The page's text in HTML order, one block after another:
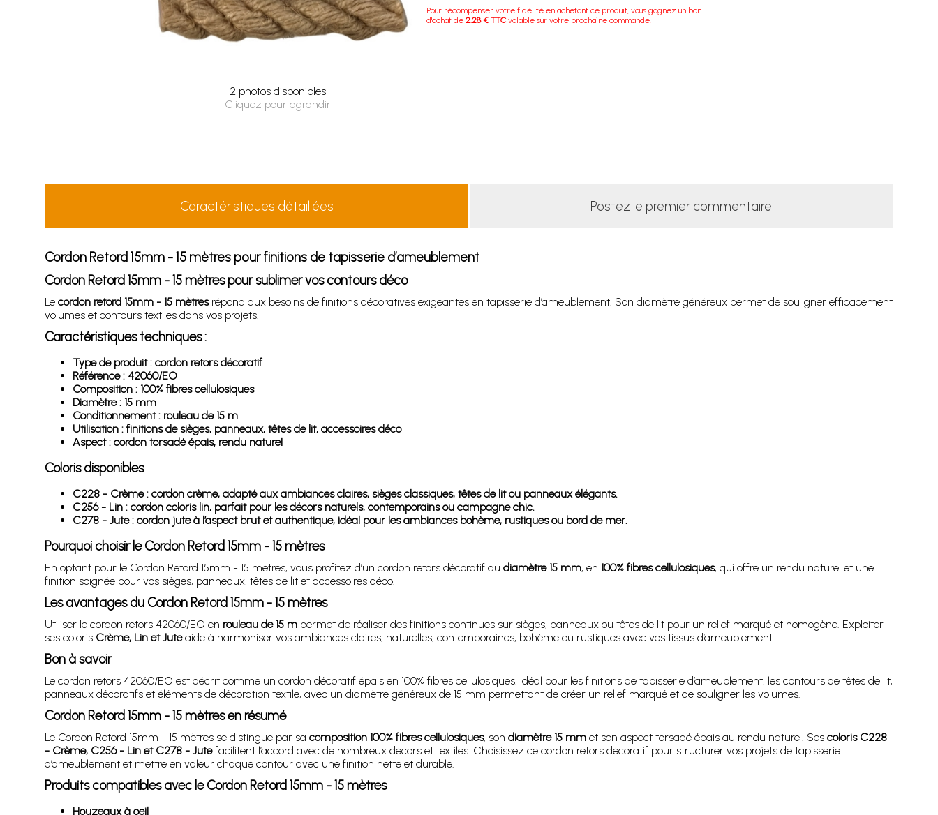
2 photos disponibles
Cliquez pour agrandir
Pour récompenser votre fidélité en achetant ce produit, vous gagnez un bon
d'achat de2.28 € TTC valable sur votre prochaine commande.
Caractéristiques détaillées Postez le premier commentaire
Cordon Retord 15mm - 15 mètres pour finitions de tapisserie d’ameublement
Cordon Retord 15mm - 15 mètres pour sublimer vos contours déco
Le cordon retord 15mm - 15 mètresrépond aux besoins de finitions décoratives exigeantes en tapisserie d’ameublement. Son diamètre généreux permet de souligner efficacement
volumes et contours textiles dans vos projets.
Caractéristiques techniques :
Type de produit : cordon retors décoratif
Référence : 42060/EO
Composition : 100% fibres cellulosiques
Diamètre : 15 mm
Conditionnement : rouleau de 15 m
Utilisation : finitions de sièges, panneaux, têtes de lit, accessoires déco
Aspect : cordon torsadé épais, rendu naturel
Coloris disponibles
C228 - Crème : cordon crème, adapté aux ambiances claires, sièges classiques, têtes de lit ou panneaux élégants.
C256 - Lin : cordon coloris lin, parfait pour les décors naturels, contemporains ou campagne chic.
C278 - Jute : cordon jute à l’aspect brut et authentique, idéal pour les ambiances bohème, rustiques ou bord de mer.
Pourquoi choisir le Cordon Retord 15mm - 15 mètres
En optant pour le Cordon Retord 15mm - 15 mètres, vous profitez d’un cordon retors décoratif au diamètre 15 mm, en 100% fibres cellulosiques, qui offre un rendu naturel et une
finition soignée pour vos sièges, panneaux, têtes de lit et accessoires déco.
Les avantages du Cordon Retord 15mm - 15 mètres
Utiliser le cordon retors 42060/EO en rouleau de 15 mpermet de réaliser des finitions continues sur sièges, panneaux ou têtes de lit pour un relief marqué et homogène. Exploiter
ses coloris Crème, Lin et Juteaide à harmoniser vos ambiances claires, naturelles, contemporaines, bohème ou rustiques avec vos tissus d’ameublement.
Bon à savoir
Le cordon retors 42060/EO est décrit comme un cordon décoratif épais en 100% fibres cellulosiques, idéal pour les finitions de tapisserie d’ameublement, les contours de têtes de lit,
panneaux décoratifs et éléments de décoration textile, avec un diamètre généreux de 15 mm permettant de créer un relief marqué et de souligner les volumes.
Cordon Retord 15mm - 15 mètres en résumé
Le Cordon Retord 15mm - 15 mètres se distingue par sa composition 100% fibres cellulosiques, son diamètre 15 mmet son aspect torsadé épais au rendu naturel. Ses coloris C228
- Crème, C256 - Lin et C278 - Jutefacilitent l’accord avec de nombreux décors et textiles. Choisissez ce cordon retors décoratif pour structurer vos projets de tapisserie
d’ameublement et mettre en valeur chaque contour avec une finition nette et durable.
Produits compatibles avec le Cordon Retord 15mm - 15 mètres
Houzeaux à oeil